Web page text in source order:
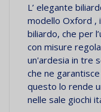
L’ elegante
modello Oxford ,
biliardo, che per
con misure
un'ardesia in tre
che ne
questo lo rende
nelle sale giochi